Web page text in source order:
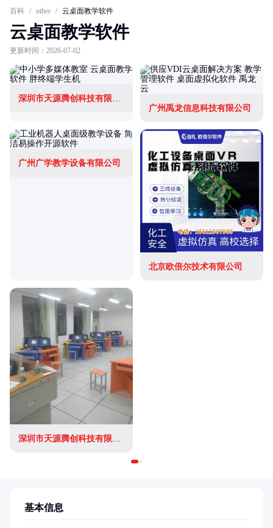
百科 / other / 云桌面教学软件
云桌面教学软件
更新时间：2026-07-02
深圳市天源腾创科技有限公司
广州禹龙信息科技有限公司
广州广学教学设备有限公司
北京欧倍尔技术有限公司
深圳市天源腾创科技有限公司
基本信息